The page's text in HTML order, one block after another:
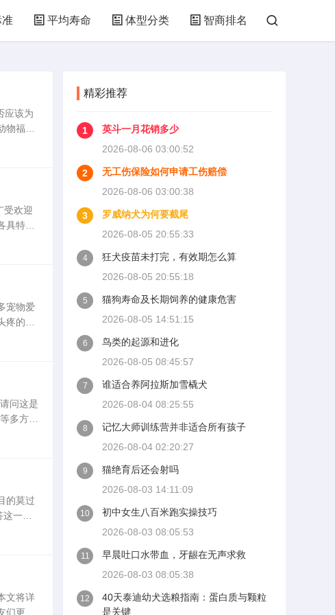
准 平均寿命 体型分类 智商排名
应该为
福利
、对
受欢迎
具特
...
宠物爱
的问
而客
问这是
多方面
身躯
的莫过
一问
部骨
文将详
更好
精彩推荐
1
英斗一月花销多少
2026-08-06 03:00:52
2
无工伤保险如何申请工伤赔偿
2026-08-06 03:00:38
3
罗威纳犬为何要截尾
2026-08-05 20:55:33
4
狂犬疫苗未打完，有效期怎么算
2026-08-05 20:55:18
5
猫狗寿命及长期饲养的健康危害
2026-08-05 14:51:15
6
鸟类的起源和进化
2026-08-05 08:45:57
7
谁适合养阿拉斯加雪橇犬
2026-08-04 08:25:55
8
记忆大师训练营并非适合所有孩子
2026-08-04 02:20:27
9
猫绝育后还会射吗
2026-08-03 14:11:09
10
初中女生八百米跑实操技巧
2026-08-03 08:05:53
11
早晨吐口水带血，牙龈在无声求救
2026-08-03 08:05:38
12
40天泰迪幼犬选粮指南：蛋白质与颗粒
是关键